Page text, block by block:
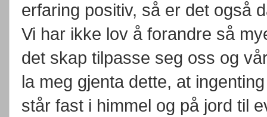
erfaring positiv, så er det også
Vi har ikke lov å forandre så
det skap tilpasse seg oss og
la meg gjenta dette, at
står fast i himmel og på jord til